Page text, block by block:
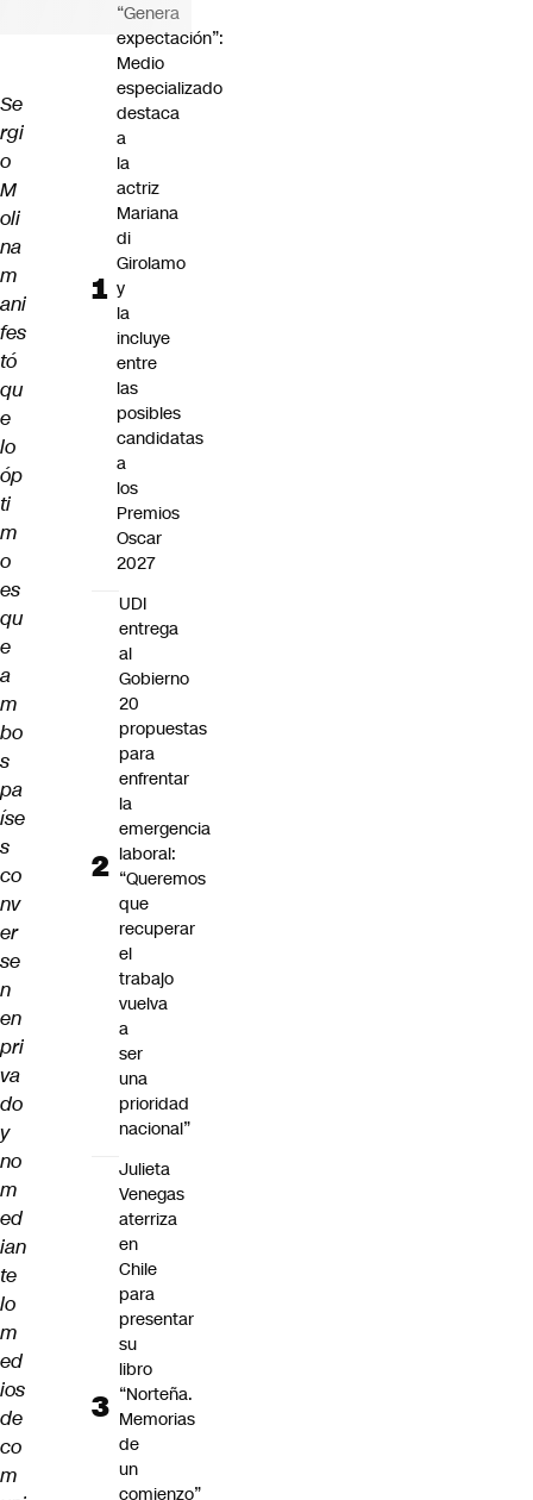
Se
rgi
o
M
oli
na
m
ani
fes
tó
qu
e
lo
óp
ti
m
o
es
qu
e
a
m
bo
s
pa
íse
s
co
nv
er
se
n
en
pri
va
do
y
no
m
ed
ian
te
lo
m
ed
ios
de
co
m
“Genera
expectación”:
Medio
especializado
destaca
a
la
actriz
Mariana
di
Girolamo
y
la
incluye
entre
las
posibles
candidatas
a
los
Premios
Oscar
2027
UDI
entrega
al
Gobierno
20
propuestas
para
enfrentar
la
emergencia
laboral:
“Queremos
que
recuperar
el
trabajo
vuelva
a
ser
una
prioridad
nacional”
Julieta
Venegas
aterriza
en
Chile
para
presentar
su
libro
“Norteña.
Memorias
de
un
comienzo”